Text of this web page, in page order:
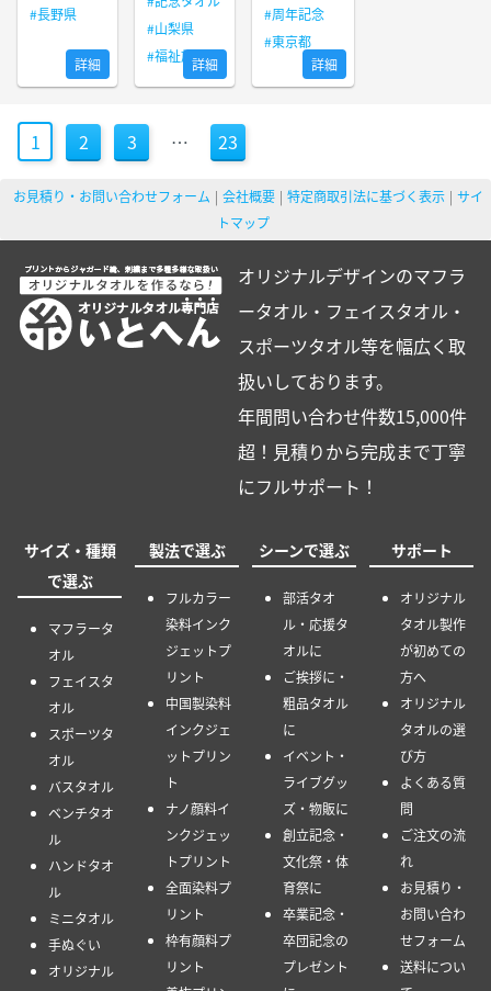
#長野県
詳細
#山梨県
#福祉施設詳細
#周年記念
#東京都
詳細
1 2 3 … 23
お見積り・お問い合わせフォーム 会社概要 特定商取引法に基づく表示
サイ
トマップ
オリジナルデザインのマフラ
ータオル・フェイスタオル・
スポーツタオル等を幅広く取
扱いしております。
年間問い合わせ件数15,000件
超！見積りから完成まで丁寧
にフルサポート！
サイズ・種類
で選ぶ
マフラータ
オル
フェイスタ
オル
スポーツタ
オル
バスタオル
ベンチタオ
ル
ハンドタオ
ル
ミニタオル
手ぬぐい
オリジナル
製法で選ぶ
フルカラー
染料インク
ジェットプ
リント
中国製染料
インクジェ
ットプリン
ト
ナノ顔料イ
ンクジェッ
トプリント
全面染料プ
リント
枠有顔料プ
リント
シーンで選ぶ
部活タオ
ル・応援タ
オルに
ご挨拶に・
粗品タオル
に
イベント・
ライブグッ
ズ・物販に
創立記念・
文化祭・体
育祭に
卒業記念・
卒団記念の
プレゼント
サポート
オリジナル
タオル製作
が初めての
方へ
オリジナル
タオルの選
び方
よくある質
問
ご注文の流
れ
お見積り・
お問い合わ
せフォーム
送料につい